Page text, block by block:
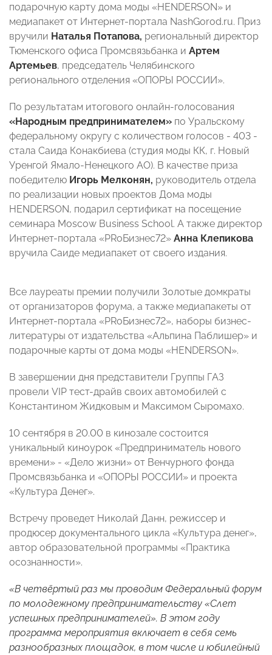
подарочную карту дома моды «HENDERSON» и
медиапакет от Интернет-портала NashGorod.ru. Приз
вручили Наталья Потапова, региональный директор
Тюменского офиса Промсвязьбанка и Артем
Артемьев, председатель Челябинского
регионального отделения «ОПОРЫ РОССИИ».
По результатам итогового онлайн-голосования
«Народным предпринимателем» по Уральскому
федеральному округу с количеством голосов - 403 -
стала Саида Конакбиева (студия моды КК, г. Новый
Уренгой Ямало-Ненецкого AO). В качестве приза
победителю Игорь Мелконян, руководитель отдела
по реализации новых проектов Дома моды
HENDERSON, подарил сертификат на посещение
семинара Moscow Business School. А также директор
Интернет-портала «PRоБизнес72» Анна Клепикова
вручила Саиде медиапакет от своего издания.
Все лауреаты премии получили Золотые домкраты
от организаторов форума, а также медиапакеты от
Интернет-портала «PRоБизнес72», наборы бизнес-
литературы от издательства «Альпина Паблишер» и
подарочные карты от дома моды «HENDERSON».
В завершении дня представители Группы ГАЗ
провели VIP тест-драйв своих автомобилей с
Константином Жидковым и Максимом Сыромахо.
10 сентября в 20.00 в кинозале состоится
уникальный киноурок «Предприниматель нового
времени» - «Дело жизни» от Венчурного фонда
Промсвязьбанка и «ОПОРЫ РОССИИ» и проекта
«Культура Денег».
Встречу проведет Николай Данн, режиссер и
продюсер документального цикла «Культура денег»,
автор образовательной программы «Практика
осознанности».
«В четвёртый раз мы проводим Федеральный форум
по молодежному предпринимательству «Слет
успешных предпринимателей». В этом году
программа мероприятия включает в себя семь
разнообразных площадок, в том числе и юбилейный